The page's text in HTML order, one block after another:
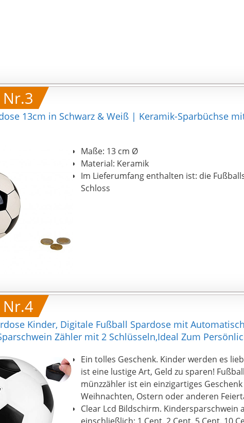
13cm in Schwarz & Weiß | Keramik-Sparbüchse
Maße: 13 cm Ø
Material: Keramik
Im Lieferumfang enthalten ist: die
Schloss
Kinder, Digitale Fußball Spardose mit
Zähler mit 2 Schlüsseln,Ideal Zum
Ein tolles Geschenk. Kinder werden es
ist eine lustige Art, Geld zu sparen!
münzzähler ist ein einzigartiges
Weihnachten, Ostern oder anderen
Clear Lcd Bildschirm. Kindersparschwein
einschließlich: 1 Cent, 2 Cent, 5 Cent, 10